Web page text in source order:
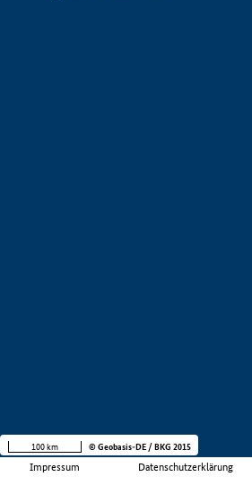
Impressum Datenschutzerklärung
100 km © Geobasis-DE / BKG 2015